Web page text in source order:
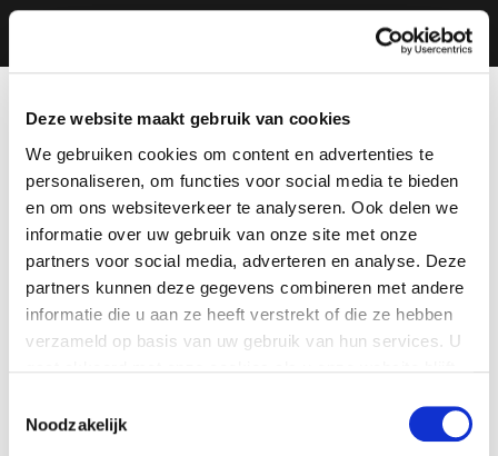
Deze website maakt gebruik van cookies
We gebruiken cookies om content en advertenties te
personaliseren, om functies voor social media te bieden
en om ons websiteverkeer te analyseren. Ook delen we
informatie over uw gebruik van onze site met onze
partners voor social media, adverteren en analyse. Deze
partners kunnen deze gegevens combineren met andere
informatie die u aan ze heeft verstrekt of die ze hebben
verzameld op basis van uw gebruik van hun services. U
Noodzakelijk